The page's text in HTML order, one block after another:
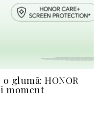
glumă: HONOR
moment